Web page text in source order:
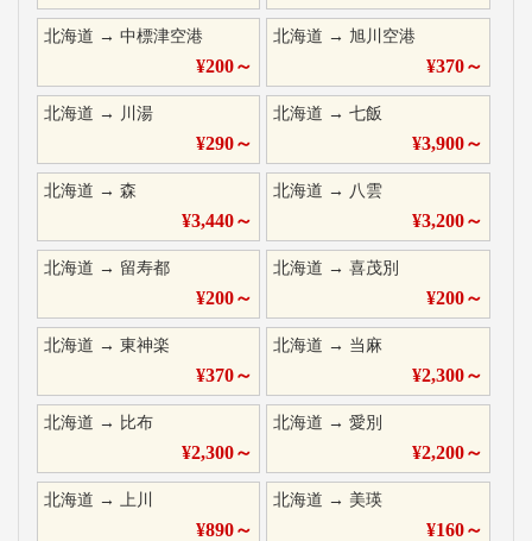
北海道 → 中標津空港
¥200～
北海道 →旭川空港
¥370～
北海道 → 川湯
¥290～
北海道 →七飯
¥3,900～
北海道 → 森
¥3,440～
北海道 → 八雲
¥3,200～
北海道 → 留寿都
¥200～
北海道 →喜茂別
¥200～
北海道 → 東神楽
¥370～
北海道 → 当麻
¥2,300～
北海道 → 比布
¥2,300～
北海道 →愛別
¥2,200～
北海道 → 上川
¥890～
北海道 → 美瑛
¥160～